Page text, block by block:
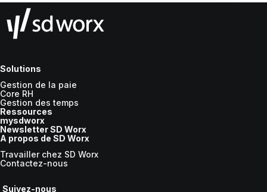
concurrentiel réel, sur la conformité comme
sur l'attractivité des talents. Lors du webinar
SD Worx, Emmanuel Rétif (DRH de transition) a
préparatoire d'une négociation.
Solutions
Gestion de la paie
Core RH
Gestion des temps
Ressources
mysdworx
Newsletter SD Worx
A propos de SD Worx
Travailler chez SD Worx
Contactez-nous
Suivez-nous